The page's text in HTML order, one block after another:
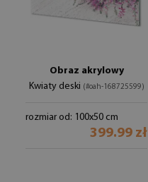
Obraz akrylowy
Kwiaty deski (#oah-168725599)
rozmiar od: 100x50 cm
399.99 zł